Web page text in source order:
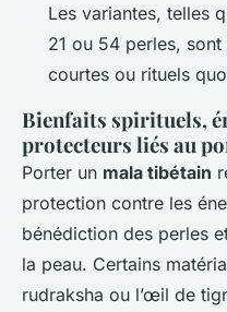
Les variantes, telles
21 ou 54 perles,
courtes ou rituels
Bienfaits spirituels,
protecteurs liés au
Porter un mala tibétain
protection contre les
bénédiction des perles
la peau. Certains
rudraksha ou l’œil de